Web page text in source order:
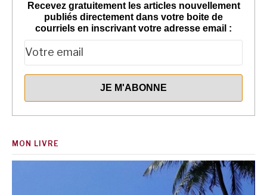
Recevez gratuitement les articles nouvellement
publiés directement dans votre boite de
courriels en inscrivant votre adresse email :
MON LIVRE